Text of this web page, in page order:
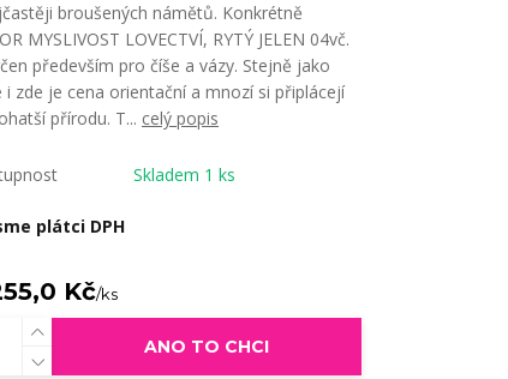
broušených námětů. Konkrétně
MYSLIVOST LOVECTVÍ, RYTÝ JELEN 04vč.
především pro číše a vázy. Stejně jako
i zde je cena orientační a mnozí si připlácejí
přírodu. T... celý popis
Skladem 1 ks
plátci DPH
Kč/ks
ANO TO CHCI